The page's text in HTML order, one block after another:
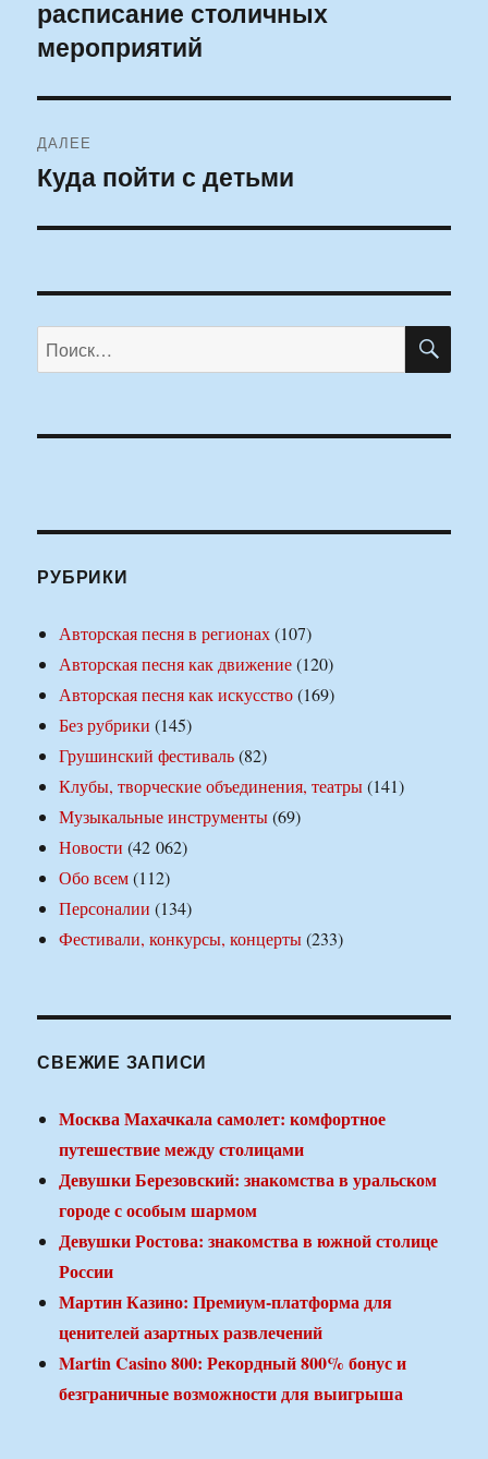
записям
запись:
расписание столичных
мероприятий
ДАЛЕЕ
Следующая
Куда пойти с детьми
Искать:
РУБРИКИ
Авторская песня в регионах(107)
Авторская песня как движение(120)
Авторская песня как искусство(169)
Без рубрики (145)
Грушинский фестиваль(82)
Клубы, творческие объединения, театры(141)
Музыкальные инструменты(69)
Новости (42 062)
Обо всем(112)
Персоналии (134)
Фестивали, конкурсы, концерты(233)
СВЕЖИЕ ЗАПИСИ
Москва Махачкала самолет: комфортное
путешествие между столицами
Девушки Березовский: знакомства в уральском
городе с особым шармом
Девушки Ростова: знакомства в южной столице
России
Мартин Казино: Премиум-платформа для
ценителей азартных развлечений
Martin Casino 800: Рекордный 800% бонус и
безграничные возможности для выигрыша